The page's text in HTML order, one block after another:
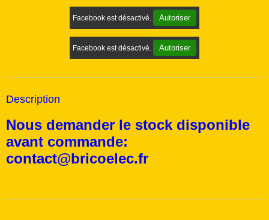
Facebook est désactivé. Autoriser
Facebook est désactivé. Autoriser
Description
Nous demander le stock disponible
avant commande:
contact@bricoelec.fr